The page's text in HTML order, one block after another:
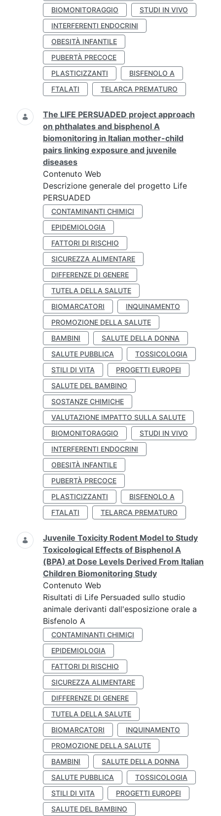
BIOMONITORAGGIO
STUDI IN VIVO
INTERFERENTI ENDOCRINI
OBESITÀ INFANTILE
PUBERTÀ PRECOCE
PLASTICIZZANTI
BISFENOLO A
FTALATI
TELARCA PREMATURO
The LIFE PERSUADED project approach
on phthalates and bisphenol A
biomonitoring in Italian mother-child
pairs linking exposure and juvenile
diseases
Contenuto Web
Descrizione generale del progetto Life
PERSUADED
CONTAMINANTI CHIMICI
EPIDEMIOLOGIA
FATTORI DI RISCHIO
SICUREZZA ALIMENTARE
DIFFERENZE DI GENERE
TUTELA DELLA SALUTE
BIOMARCATORI
INQUINAMENTO
PROMOZIONE DELLA SALUTE
BAMBINI
SALUTE DELLA DONNA
SALUTE PUBBLICA
TOSSICOLOGIA
STILI DI VITA
PROGETTI EUROPEI
SALUTE DEL BAMBINO
SOSTANZE CHIMICHE
VALUTAZIONE IMPATTO SULLA SALUTE
BIOMONITORAGGIO
STUDI IN VIVO
INTERFERENTI ENDOCRINI
OBESITÀ INFANTILE
PUBERTÀ PRECOCE
PLASTICIZZANTI
BISFENOLO A
FTALATI
TELARCA PREMATURO
Juvenile Toxicity Rodent Model to Study
Toxicological Effects of Bisphenol A
(BPA) at Dose Levels Derived From Italian
Children Biomonitoring Study
Contenuto Web
Risultati di Life Persuaded sullo studio
animale derivanti dall'esposizione orale a
Bisfenolo A
CONTAMINANTI CHIMICI
EPIDEMIOLOGIA
FATTORI DI RISCHIO
SICUREZZA ALIMENTARE
DIFFERENZE DI GENERE
TUTELA DELLA SALUTE
BIOMARCATORI
INQUINAMENTO
PROMOZIONE DELLA SALUTE
BAMBINI
SALUTE DELLA DONNA
SALUTE PUBBLICA
TOSSICOLOGIA
STILI DI VITA
PROGETTI EUROPEI
SALUTE DEL BAMBINO